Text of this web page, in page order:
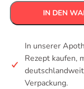
IN DEN
In unserer
Rezept kaufen,
Verpackung.